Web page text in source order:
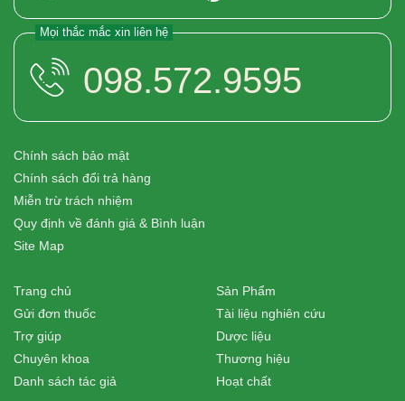
Mọi thắc mắc xin liên hệ
098.572.9595
Chính sách bảo mật
Chính sách đổi trả hàng
Miễn trừ trách nhiệm
Quy định về đánh giá & Bình luận
Site Map
Trang chủ
Gửi đơn thuốc
Trợ giúp
Chuyên khoa
Danh sách tác giả
Sản Phẩm
Tài liệu nghiên cứu
Dược liệu
Thương hiệu
Hoạt chất